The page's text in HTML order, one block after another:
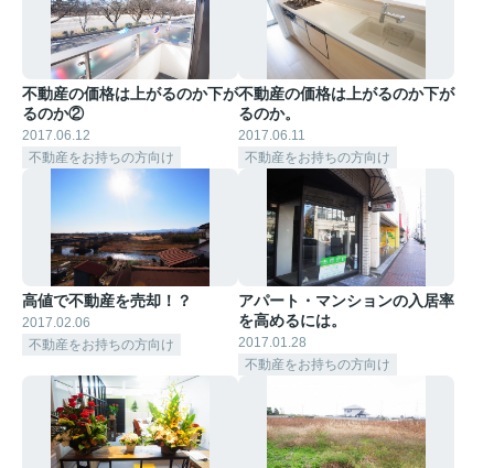
不動産の価格は上がるのか下が
るのか②
2017.06.12
不動産をお持ちの方向け
不動産の価格は上がるのか下が
るのか。
2017.06.11
不動産をお持ちの方向け
高値で不動産を売却！？
2017.02.06
不動産をお持ちの方向け
アパート・マンションの入居率
を高めるには。
2017.01.28
不動産をお持ちの方向け